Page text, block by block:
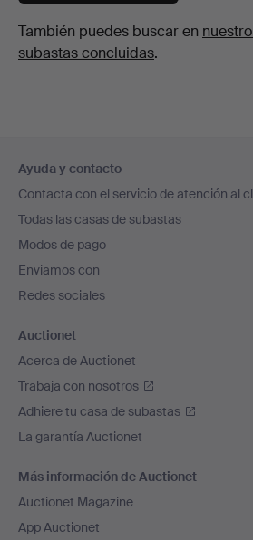
También puedes buscar en
subastas concluidas.
en
el
pie
de
página
Ayuda y contacto
Contacta con el servicio de atención al
Todas las casas de subastas
Modos de pago
Enviamos con
Redes sociales
Auctionet
Acerca de Auctionet
Trabaja con nosotros
Adhiere tu casa de subastas
La garantía Auctionet
Más información de Auctionet
Auctionet Magazine
App Auctionet